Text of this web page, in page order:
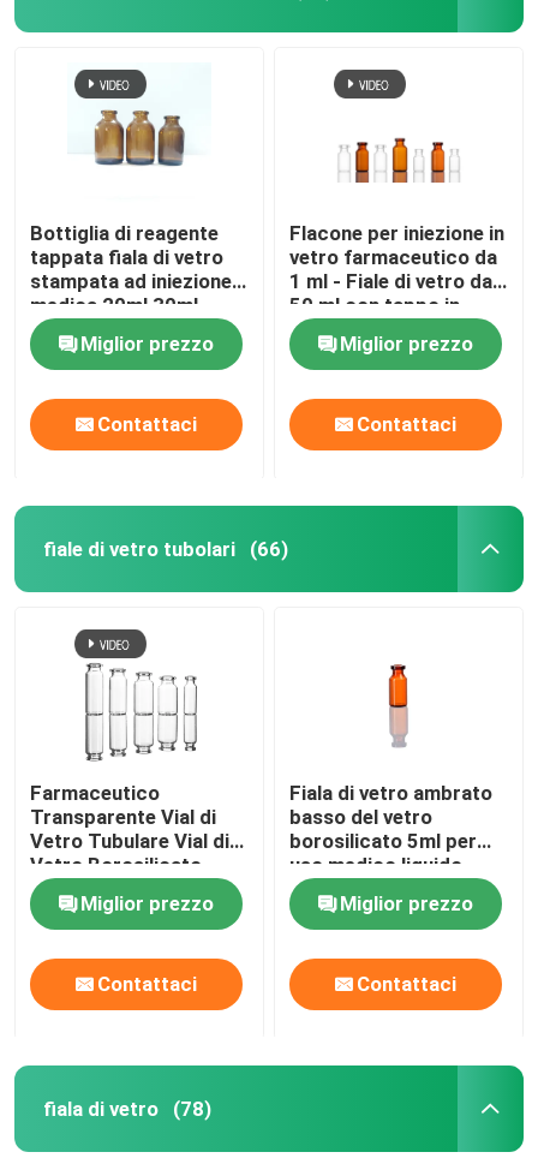
Visita alla fabbrica
Controllo della qualità
Contattaci
Notizie
blog
Fiala di vetro borosilicato
Tubo in vetro borosilicato
Fiala di vetro modellato
Tappo di gomma bromobutilico
Tappo in plastica di alluminio
Fiale di vetro con tappo a vite
Bottiglia di reagente
tappata fiala di vetro
stampata ad iniezione
medica 20ml 30ml
50ml 100ml
Miglior prezzo
Contattaci
Flacone per iniezione in
vetro farmaceutico da
1 ml - Fiale di vetro da
50 ml con tappo in
gomma
Miglior prezzo
Contattaci
fiale di vetro tubolari (66)
Farmaceutico
Transparente Vial di
Vetro Tubulare Vial di
Vetro Borosilicato
10ml 20ml
Miglior prezzo
Contattaci
Fiala di vetro ambrato
basso del vetro
borosilicato 5ml per
uso medico liquido
farmaceutico
Miglior prezzo
Contattaci
fiala di vetro (78)